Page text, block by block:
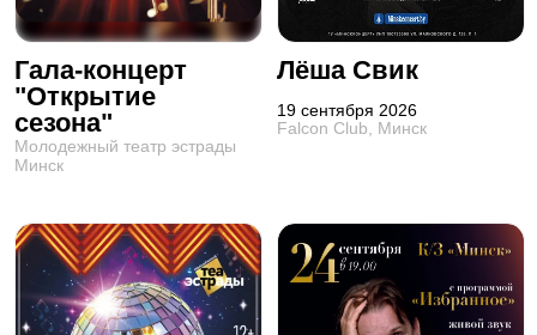
Гала-концерт
"Открытие
сезона"
Молодежный театр эстрады
Минск
Лёша Свик
19 сентября 2026
Falcon Club, Минск